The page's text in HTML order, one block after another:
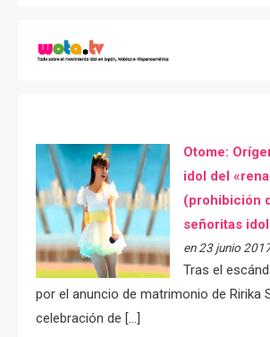
Otome:
idol del
(prohibición
señoritas idol
en 23 junio
Tras el
por el anuncio de matrimonio de Ririka
celebración de […]